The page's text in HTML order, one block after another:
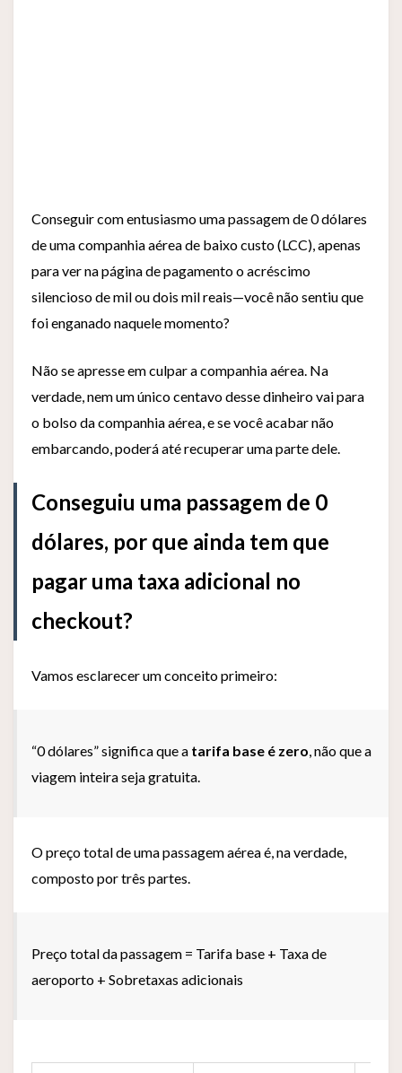
Conseguir com entusiasmo uma passagem de 0 dólares
de uma companhia aérea de baixo custo (LCC), apenas
para ver na página de pagamento o acréscimo
silencioso de mil ou dois mil reais—você não sentiu que
foi enganado naquele momento?
Não se apresse em culpar a companhia aérea. Na
verdade, nem um único centavo desse dinheiro vai para
o bolso da companhia aérea, e se você acabar não
embarcando, poderá até recuperar uma parte dele.
Conseguiu uma passagem de 0
dólares, por que ainda tem que
pagar uma taxa adicional no
checkout?
Vamos esclarecer um conceito primeiro:
“0 dólares” significa que a tarifa base é zero , não que a
viagem inteira seja gratuita.
O preço total de uma passagem aérea é, na verdade,
composto por três partes.
Preço total da passagem = Tarifa base + Taxa de
aeroporto + Sobretaxas adicionais